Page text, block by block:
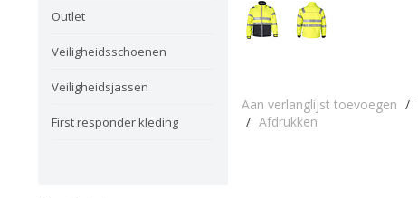
Outlet
Veiligheidsschoenen
Veiligheidsjassen
First responder kleding
Aan verlanglijst toevoegen /
/ Afdrukken